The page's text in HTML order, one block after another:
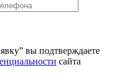
вы подтверждаете
сайта